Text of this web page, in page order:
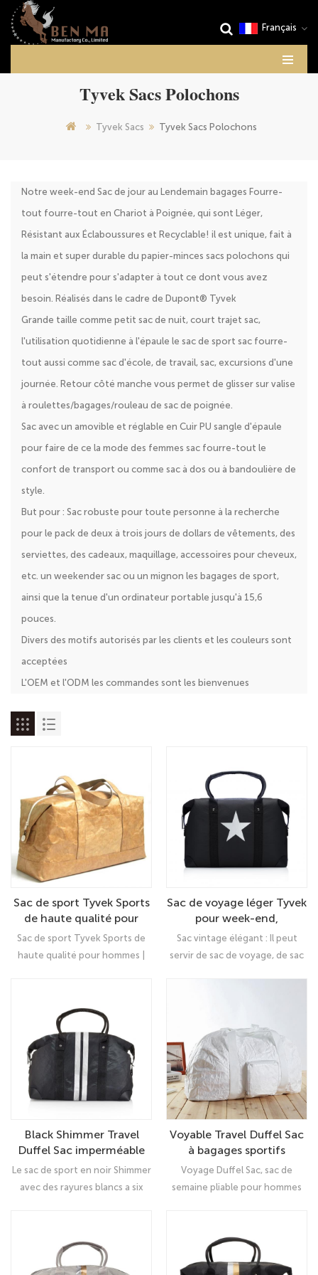
Français
Tyvek Sacs Polochons
Tyvek Sacs Tyvek Sacs Polochons
Notre week-end Sac de jour au Lendemain bagages Fourre-
tout fourre-tout en Chariot à Poignée, qui sont Léger,
Résistant aux Éclaboussures et Recyclable! il est unique, fait à
la main et super durable du papier-minces sacs polochons qui
peut s'étendre pour s'adapter à tout ce dont vous avez
besoin. Réalisés dans le cadre de Dupont® Tyvek
Grande taille comme petit sac de nuit, court trajet sac,
l'utilisation quotidienne à l'épaule le sac de sport sac fourre-
tout aussi comme sac d'école, de travail, sac, excursions d'une
journée. Retour côté manche vous permet de glisser sur valise
à roulettes/bagages/rouleau de sac de poignée.
Sac avec un amovible et réglable en Cuir PU sangle d'épaule
pour faire de ce la mode des femmes sac fourre-tout le
confort de transport ou comme sac à dos ou à bandoulière de
style.
But pour : Sac robuste pour toute personne à la recherche
pour le pack de deux à trois jours de dollars de vêtements, des
serviettes, des cadeaux, maquillage, accessoires pour cheveux,
etc. un weekender sac ou un mignon les bagages de sport,
ainsi que la tenue d'un ordinateur portable jusqu'à 15,6
pouces.
Divers des motifs autorisés par les clients et les couleurs sont
acceptées
L'OEM et l'ODM les commandes sont les bienvenues
Sac de sport Tyvek Sports
de haute qualité pour
hommes | Sac de voyage
élégant avec design
durable
Sac de sport Tyvek Sports de
haute qualité pour hommes |
Sac de voyage léger Tyvek
pour week-end,
imperméable, en papier
Dupont, style sac
polochon.
Sac vintage élégant : Il peut
servir de sac de voyage, de sac
femmes.
Black Shimmer Travel
Duffel Sac imperméable
sport Tote Sac de gym
Le sac de sport en noir Shimmer
avec des rayures blancs a six
place pour tout.
Voyable Travel Duffel Sac
à bagages sportifs
gymnase-aquatique et
résistant à la déchirure
Tyvek
Voyage Duffel Sac, sac de
semaine pliable pour hommes
et recyclables!